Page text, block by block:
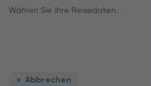
Wählen Sie Ihre Reisedaten.
Abbrechen